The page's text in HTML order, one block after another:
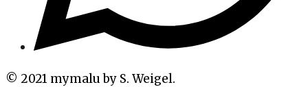
© 2021 mymalu by S. Weigel.